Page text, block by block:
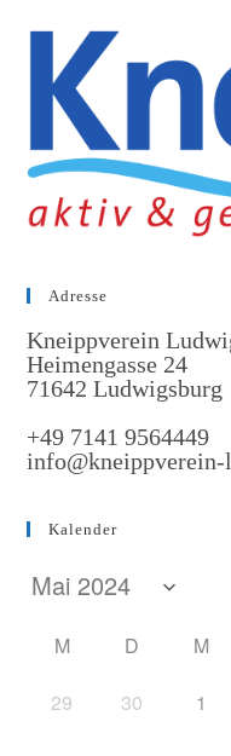
Adresse
Kneippverein
Heimengasse 24
71642 Ludwigsburg
+49 7141 9564449
Kalender
M D M
29 30 1